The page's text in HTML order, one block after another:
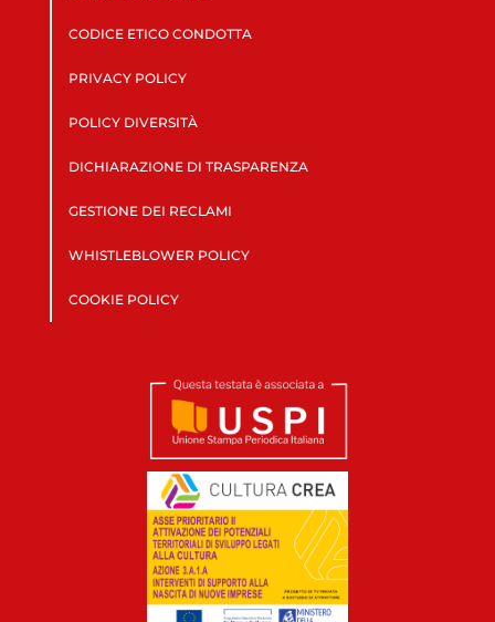
CODICE ETICO CONDOTTA
PRIVACY POLICY
POLICY DIVERSITÀ
DICHIARAZIONE DI TRASPARENZA
GESTIONE DEI RECLAMI
WHISTLEBLOWER POLICY
COOKIE POLICY